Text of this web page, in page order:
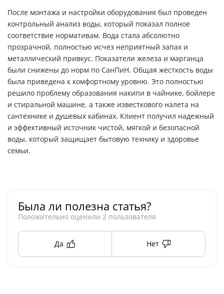
После монтажа и настройки оборудования был проведен
контрольный анализ воды, который показал полное
соответствие нормативам. Вода стала абсолютно
прозрачной, полностью исчез неприятный запах и
металлический привкус. Показатели железа и марганца
были снижены до норм по СанПиН. Общая жесткость воды
была приведена к комфортному уровню. Это полностью
решило проблему образования накипи в чайнике, бойлере
и стиральной машине, а также известкового налета на
сантехнике и душевых кабинах. Клиент получил надежный
и эффективный источник чистой, мягкой и безопасной
воды, который защищает бытовую технику и здоровье
семьи.
Была ли полезна статья?
Положительно оценили 2 пользователя
Да Нет